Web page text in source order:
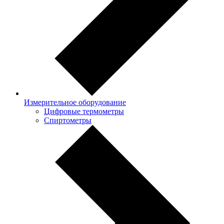
Измерительное оборудование
Цифровые термометры
Спиртометры